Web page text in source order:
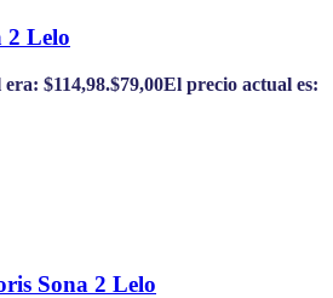
Lelo
$114,98.$79,00El precio actual es:
Sona 2 Lelo